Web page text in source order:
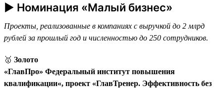
► Номинация «Малый бизнес»
Проекты, реализованные в компаниях с выручкой до 2 млрд
рублей за прошлый год и численностью до 250 сотрудников.
🥇 Золото
«ГлавПро» Федеральный институт повышения
квалификации«, проект «ГлавТренер. Эффективность без